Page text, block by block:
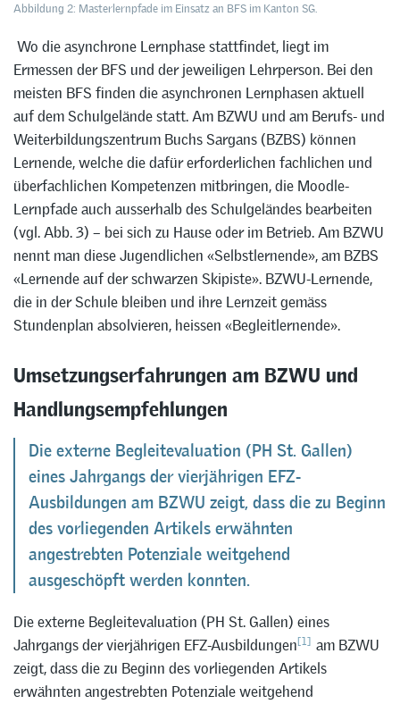
Abbildung 2: Masterlernpfade im Einsatz an BFS im Kanton SG.
Wo die asynchrone Lernphase stattfindet, liegt im
Ermessen der BFS und der jeweiligen Lehrperson. Bei den
meisten BFS finden die asynchronen Lernphasen aktuell
auf dem Schulgelände statt. Am BZWU und am Berufs- und
Weiterbildungszentrum Buchs Sargans (BZBS) können
Lernende, welche die dafür erforderlichen fachlichen und
überfachlichen Kompetenzen mitbringen, die Moodle-
Lernpfade auch ausserhalb des Schulgeländes bearbeiten
(vgl. Abb. 3) – bei sich zu Hause oder im Betrieb. Am BZWU
nennt man diese Jugendlichen «Selbstlernende», am BZBS
«Lernende auf der schwarzen Skipiste». BZWU-Lernende,
die in der Schule bleiben und ihre Lernzeit gemäss
Stundenplan absolvieren, heissen «Begleitlernende».
Umsetzungserfahrungen am BZWU und
Handlungsempfehlungen
Die externe Begleitevaluation (PH St. Gallen)
eines Jahrgangs der vierjährigen EFZ-
Ausbildungen am BZWU zeigt, dass die zu Beginn
des vorliegenden Artikels erwähnten
angestrebten Potenziale weitgehend
ausgeschöpft werden konnten.
Die externe Begleitevaluation (PH St. Gallen) eines
Jahrgangs der vierjährigen EFZ-Ausbildungen[1] am BZWU
zeigt, dass die zu Beginn des vorliegenden Artikels
erwähnten angestrebten Potenziale weitgehend